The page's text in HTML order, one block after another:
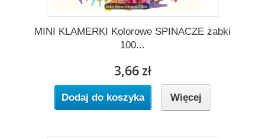
MINI KLAMERKI Kolorowe SPINACZE żabki
100...
3,66 zł
Dodaj do koszyka Więcej